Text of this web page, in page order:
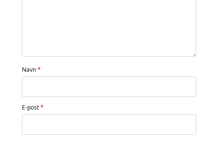
Navn*
E-post*